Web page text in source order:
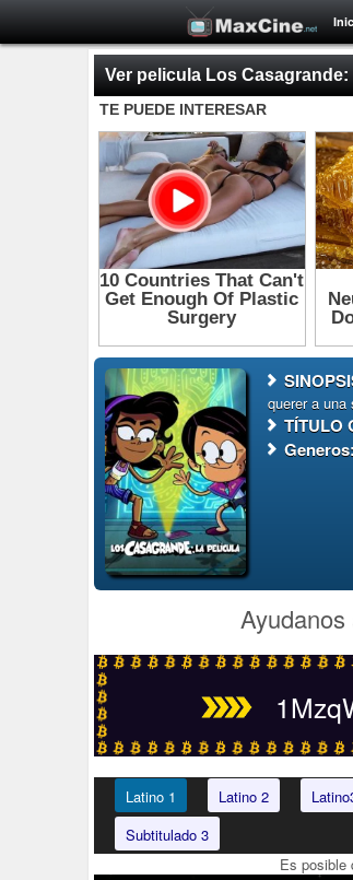
Ver pelicula Los
querer a
TÍTULO
Generos:
Latino 1 Latino 2
Subtitulado 3
Es posible